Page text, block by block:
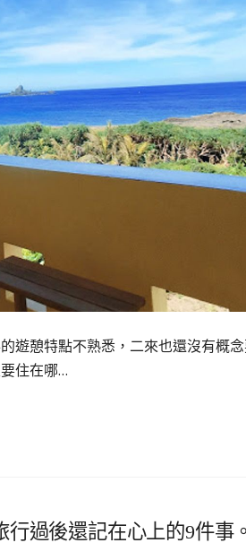
遊憩特點不熟悉，二來也還沒有概
住在哪…
過後還記在心上的9件事。